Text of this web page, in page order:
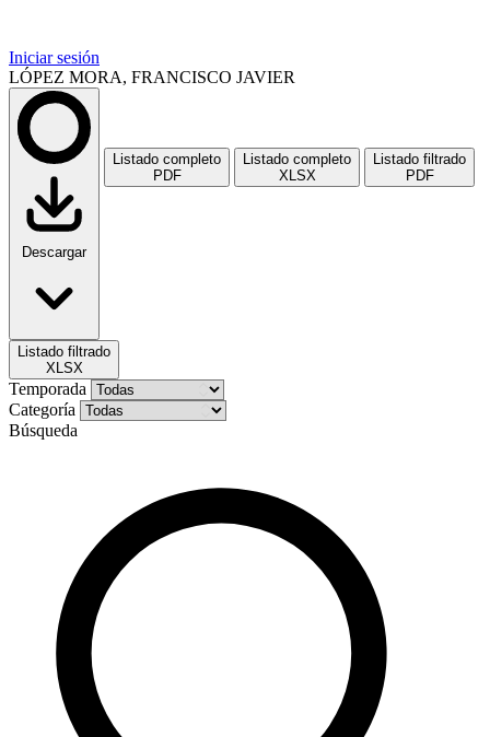
Iniciar sesión
LÓPEZ MORA, FRANCISCO JAVIER
Descargar
Listado completo
PDF
Listado completo
XLSX
Listado filtrado
PDF
Listado filtrado
XLSX
Temporada
Categoría
Búsqueda